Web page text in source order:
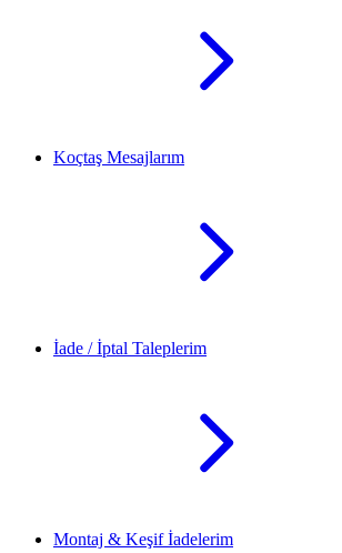
Koçtaş Mesajlarım
İade / İptal Taleplerim
Montaj & Keşif İadelerim